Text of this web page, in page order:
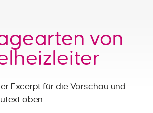
von
Excerpt für die Vorschau und
oben